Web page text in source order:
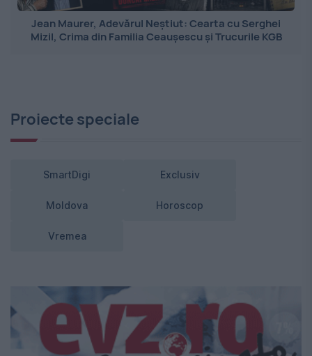
Jean Maurer, Adevărul Neștiut: Cearta cu Serghei
Mizil, Crima din Familia Ceaușescu și Trucurile KGB
Proiecte speciale
SmartDigi Exclusiv
Moldova Horoscop
Vremea